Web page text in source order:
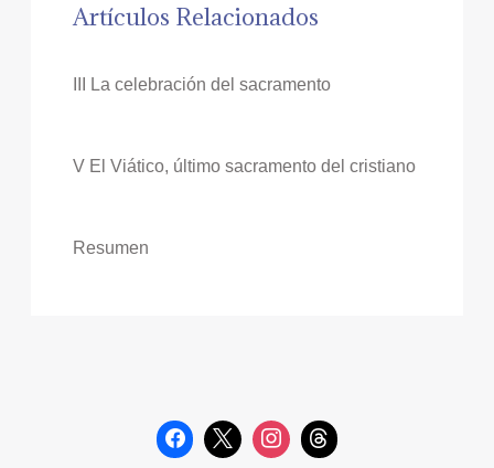
Artículos Relacionados
III La celebración del sacramento
V El Viático, último sacramento del cristiano
Resumen